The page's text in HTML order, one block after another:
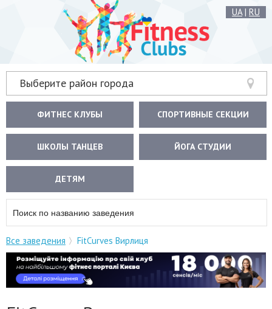
UA| RU
Выберите район города
ФИТНЕС КЛУБЫ СПОРТИВНЫЕ СЕКЦИИ
ШКОЛЫ ТАНЦЕВ ЙОГА СТУДИИ
ДЕТЯМ
Все заведения FitCurves Вирлиця